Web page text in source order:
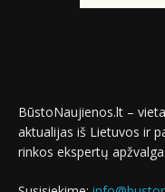
BūstoNaujienos.lt –
aktualijas iš Lietuvos ir
rinkos ekspertų